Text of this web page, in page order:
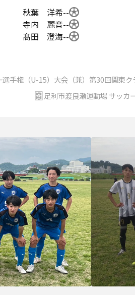
--
秋葉 洋希
--
寺内 麗音
--
髙田 澄海
手権（U-15）大会（兼）第30回関東
足利市渡良瀬運動場 サッカ